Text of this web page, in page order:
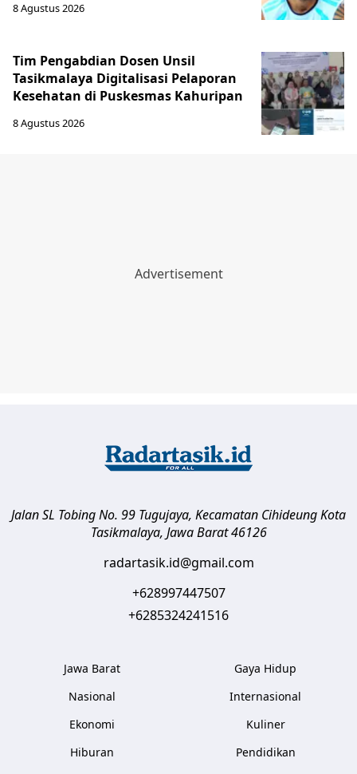
8 Agustus 2026
Tim Pengabdian Dosen Unsil
Tasikmalaya Digitalisasi Pelaporan
Kesehatan di Puskesmas Kahuripan
8 Agustus 2026
Jalan SL Tobing No. 99 Tugujaya, Kecamatan CihideungKota
Tasikmalaya, Jawa Barat 46126
radartasik.id@gmail.com
+628997447507
+6285324241516
Jawa Barat
Nasional
Ekonomi
Hiburan
Gaya Hidup
Internasional
Kuliner
Pendidikan